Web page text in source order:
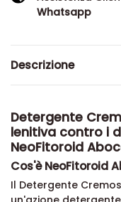
Assistenza
Descrizione
Detergente
lenitiva contro i
NeoFitoroid
Cos'è NeoFitoroid